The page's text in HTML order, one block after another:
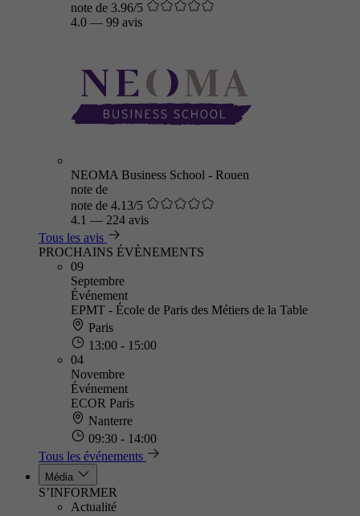
note de 3.96/5
4.0 — 99 avis
NEOMA Business School - Rouen
note de
note de 4.13/5
4.1 — 224 avis
Tous les avis
PROCHAINS ÉVÈNEMENTS
09
Septembre
Événement
EPMT - École de Paris des Métiers de la Table
Paris
13:00 - 15:00
04
Novembre
Événement
ECOR Paris
Nanterre
09:30 - 14:00
Tous les événements
Média
S’INFORMER
Actualité